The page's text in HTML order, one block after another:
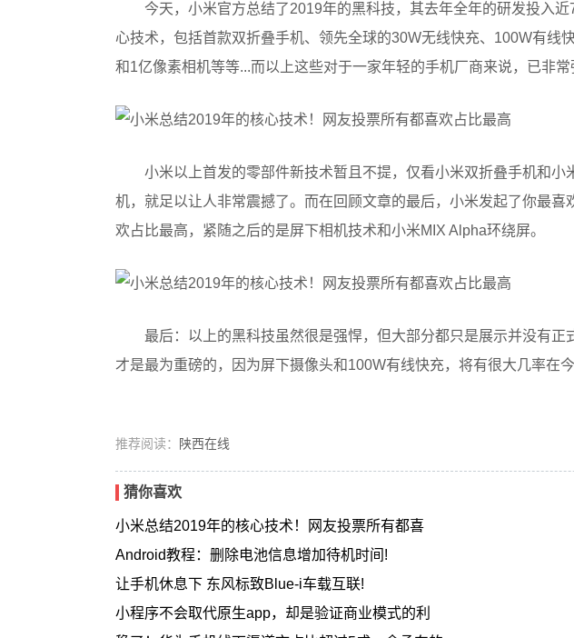
今天，小米官方总结了2019年的黑科技，其去年全年的研发投入
心技术，包括首款双折叠手机、领先全球的30W无线快充、100W有线
和1亿像素相机等等...而以上这些对于一家年轻的手机厂商来说，已非常
小米以上首发的零部件新技术暂且不提，仅看小米双折叠手机和小
机，就足以让人非常震撼了。而在回顾文章的最后，小米发起了你最喜
欢占比最高，紧随之后的是屏下相机技术和小米MIX Alpha环绕屏。
最后：以上的黑科技虽然很是强悍，但大部分都只是展示并没有正
才是最为重磅的，因为屏下摄像头和100W有线快充，将有很大几率在今
推荐阅读： 陕西在线
猜你喜欢
小米总结2019年的核心技术！网友投票所有都喜
Android教程：删除电池信息增加待机时间!
让手机休息下 东风标致Blue-i车载互联!
小程序不会取代原生app，却是验证商业模式的利